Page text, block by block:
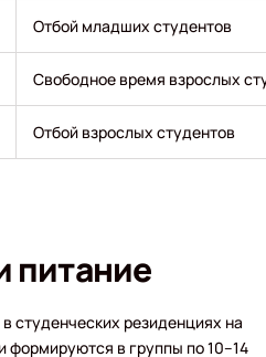
Отбой младших студентов
Свободное время взрослых
Отбой взрослых студентов
питание
студенческих резиденциях на
формируются в группы по 10–14